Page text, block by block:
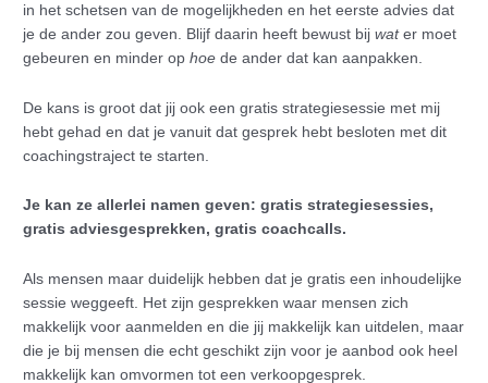
in het schetsen van de mogelijkheden en het eerste advies dat
je de ander zou geven. Blijf daarin heeft bewust bij water moet
gebeuren en minder op hoede ander dat kan aanpakken.
De kans is groot dat jij ook een gratis strategiesessie met mij
hebt gehad en dat je vanuit dat gesprek hebt besloten met dit
coachingstraject te starten.
Je kan ze allerlei namen geven: gratis strategiesessies,
gratis adviesgesprekken, gratis coachcalls.
Als mensen maar duidelijk hebben dat je gratis een inhoudelijke
sessie weggeeft. Het zijn gesprekken waar mensen zich
makkelijk voor aanmelden en die jij makkelijk kan uitdelen, maar
die je bij mensen die echt geschikt zijn voor je aanbod ook heel
makkelijk kan omvormen tot een verkoopgesprek.